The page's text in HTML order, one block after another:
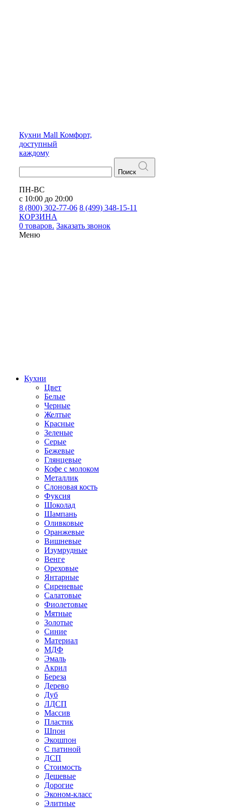
Кухни Mall Комфорт,
доступный
каждому
Поиск
ПН-ВС
с 10:00 до 20:00
8 (800) 302-77-06 8 (499) 348-15-11
КОРЗИНА
0 товаров. Заказать звонок
Меню
Кухни
Цвет
Белые
Черные
Желтые
Красные
Зеленые
Серые
Бежевые
Глянцевые
Кофе с молоком
Металлик
Слоновая кость
Фуксия
Шоколад
Шампань
Оливковые
Оранжевые
Вишневые
Изумрудные
Венге
Ореховые
Янтарные
Сиреневые
Салатовые
Фиолетовые
Мятные
Золотые
Синие
Материал
МДФ
Эмаль
Акрил
Береза
Дерево
Дуб
ЛДСП
Массив
Пластик
Шпон
Экошпон
С патиной
ДСП
Стоимость
Дешевые
Дорогие
Эконом-класс
Элитные